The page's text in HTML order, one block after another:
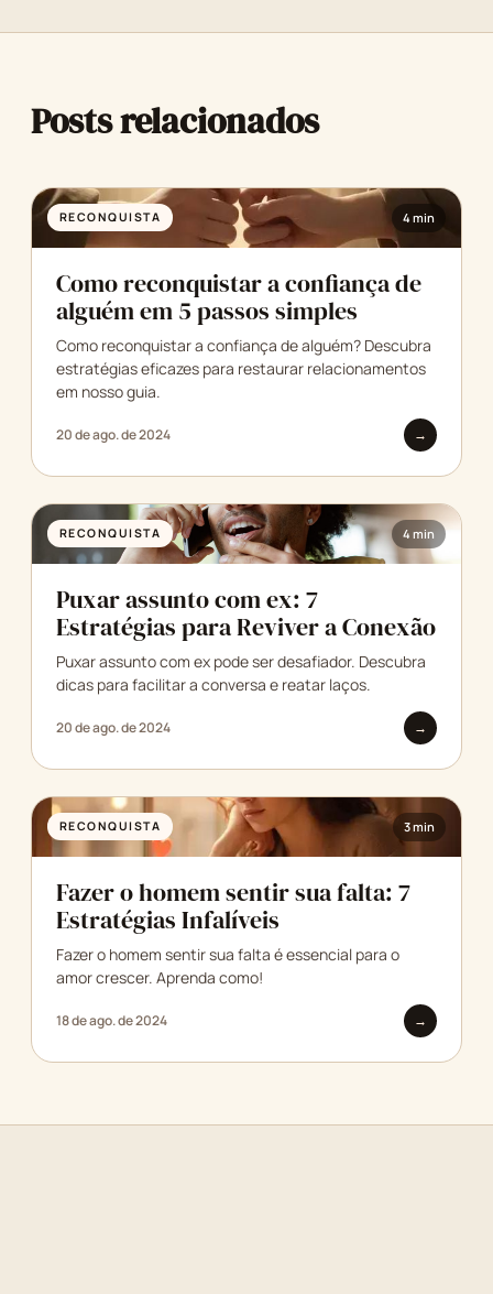
Posts relacionados
RECONQUISTA 4 min
Como reconquistar a confiança de
alguém em 5 passos simples
Como reconquistar a confiança de alguém? Descubra
estratégias eficazes para restaurar relacionamentos
em nosso guia.
20 de ago. de 2024 →
RECONQUISTA 4 min
Puxar assunto com ex: 7
Estratégias para Reviver a Conexão
Puxar assunto com ex pode ser desafiador. Descubra
dicas para facilitar a conversa e reatar laços.
20 de ago. de 2024 →
RECONQUISTA 3 min
Fazer o homem sentir sua falta: 7
Estratégias Infalíveis
Fazer o homem sentir sua falta é essencial para o
amor crescer. Aprenda como!
18 de ago. de 2024 →